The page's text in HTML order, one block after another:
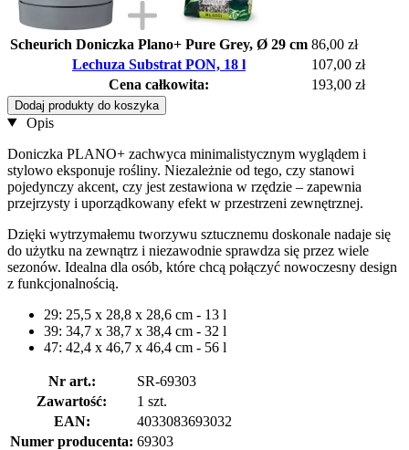
Scheurich Doniczka Plano+ Pure Grey, Ø 29 cm 86,00 zł
Lechuza Substrat PON, 18 l
107,00 zł
Cena całkowita:
193,00 zł
Dodaj produkty do koszyka
Opis
Doniczka PLANO+ zachwyca minimalistycznym wyglądem i
stylowo eksponuje rośliny. Niezależnie od tego, czy stanowi
pojedynczy akcent, czy jest zestawiona w rzędzie – zapewnia
przejrzysty i uporządkowany efekt w przestrzeni zewnętrznej.
Dzięki wytrzymałemu tworzywu sztucznemu doskonale nadaje się
do użytku na zewnątrz i niezawodnie sprawdza się przez wiele
sezonów. Idealna dla osób, które chcą połączyć nowoczesny design
z funkcjonalnością.
29: 25,5 x 28,8 x 28,6 cm - 13 l
39: 34,7 x 38,7 x 38,4 cm - 32 l
47: 42,4 x 46,7 x 46,4 cm - 56 l
Nr art.:
SR-69303
Zawartość:
1 szt.
EAN:
4033083693032
Numer producenta: 69303